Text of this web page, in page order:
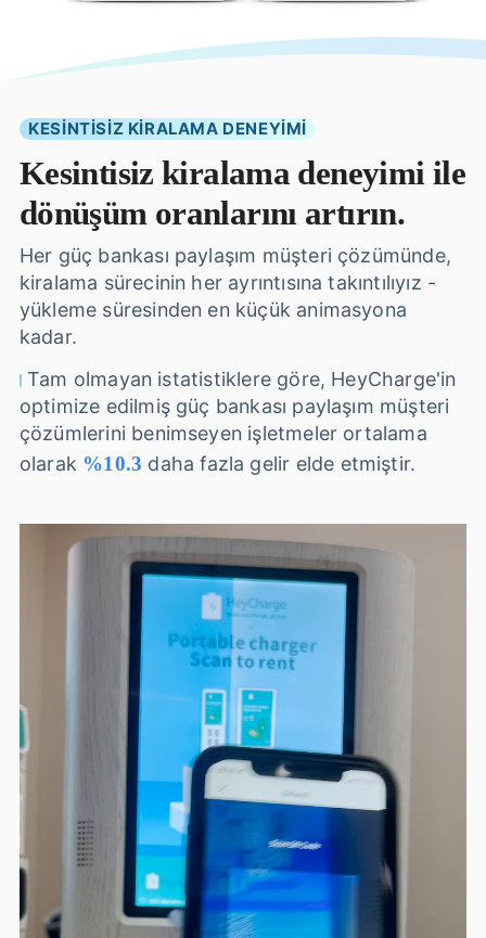
KESİNTİSİZ KİRALAMA DENEYİMİ
Kesintisiz kiralama deneyimi ile
dönüşüm oranlarını artırın.
Her güç bankası paylaşım müşteri çözümünde,
kiralama sürecinin her ayrıntısına takıntılıyız -
yükleme süresinden en küçük animasyona
kadar.
Tam olmayan istatistiklere göre, HeyCharge'in
optimize edilmiş güç bankası paylaşım müşteri
çözümlerini benimseyen işletmeler ortalama
olarak %10.3 daha fazla gelir elde etmiştir.